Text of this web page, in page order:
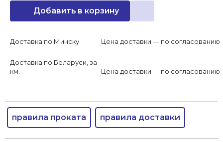
Добавить в корзину
Доставка по Минску Цена доставки — по согласованию
Доставка по Беларуси, за
км.
Цена доставки — по согласованию
правила проката правила доставки